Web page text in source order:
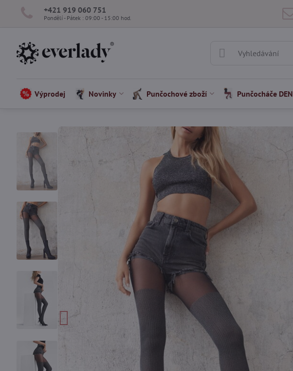
+421 919 060 751
Pondělí - Pátek : 09:00 - 15:00 hod.
Výprodej Novinky Punčochové zboží Punčocháče DEN